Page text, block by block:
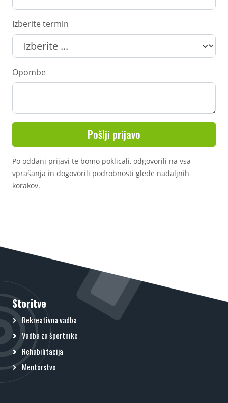
Izberite termin
Opombe
Po oddani prijavi te bomo poklicali, odgovorili na vsa
vprašanja in dogovorili podrobnosti glede nadaljnih
korakov.
Storitve
Rekreativna vadba
Vadba za športnike
Rehabilitacija
Mentorstvo